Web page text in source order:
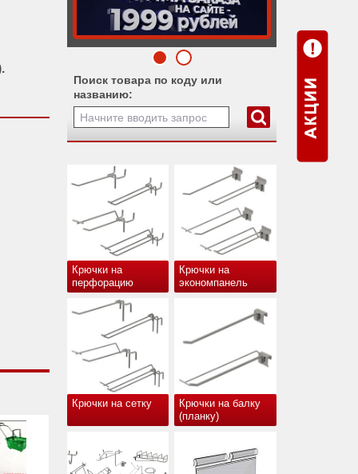
Поиск товара по коду или
названию:
Крючки на
перфорацию
Крючки на
экономпанель
Крючки на сетку
Крючки на балку
(планку)